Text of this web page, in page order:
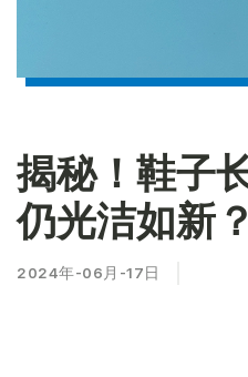
揭秘！鞋子
仍光洁如新？
2024年-06月-17日